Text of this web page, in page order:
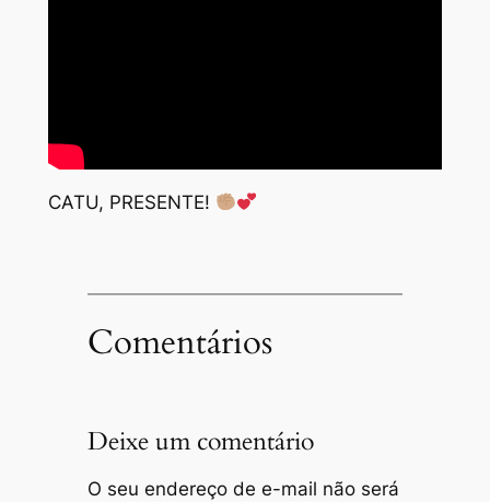
CATU, PRESENTE!
Comentários
Deixe um comentário
O seu endereço de e-mail não será